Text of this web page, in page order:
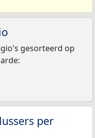
gesorteerd op
per